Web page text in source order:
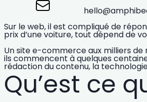
Sur le web, il est compliqué de
prix d’une voiture, tout dépend de
Unsite e-commerceaux milliers de
ils commencent à quelques
rédaction du contenu, la
Qu’est ce